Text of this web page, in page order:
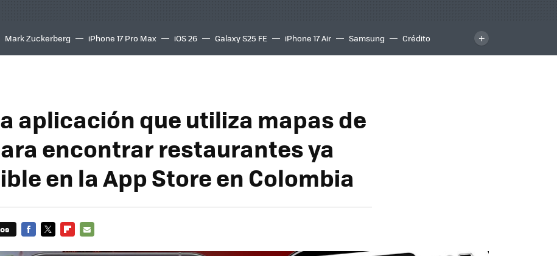
Mark Zuckerberg iPhone 17 Pro Max iOS 26 Galaxy S25 FE iPhone 17 Air Samsung
Crédito
C8K
aplicación que utiliza mapas de
encontrar restaurantes ya
en la App Store en Colombia